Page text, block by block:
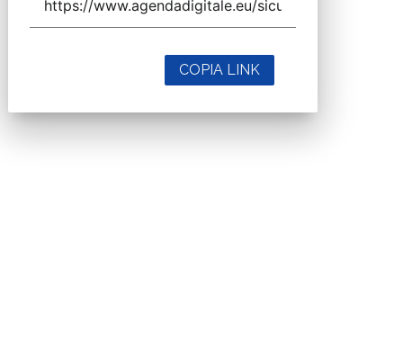
COPIA LINK